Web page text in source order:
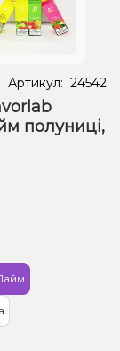
Артикул: 24542
полуниці,